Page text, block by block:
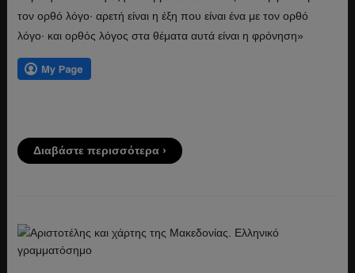
τον ορθό λόγο· αρετή είναι η έξη που είναι ένα με τον ορθό
λόγο· και ορθός λόγος στα θέματα αυτά είναι η φρόνηση»
Διαβάστε περισσότερα ›